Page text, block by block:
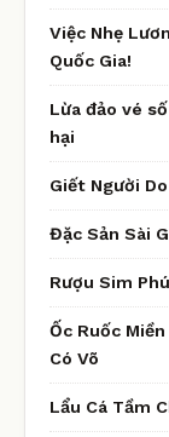
Việc Nhẹ
Quốc Gia!
Lừa đảo vé
hại
Giết Người
Đặc Sản Sài
Rượu Sim
Ốc Ruốc
Có Võ
Lẩu Cá Tầm